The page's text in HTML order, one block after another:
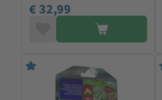
€ 32,99